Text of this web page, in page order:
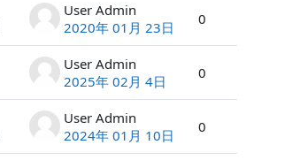
User Admin
2020年 01月 23日
0
User Admin
2025年 02月 4日
0
User Admin
2024年 01月 10日
0